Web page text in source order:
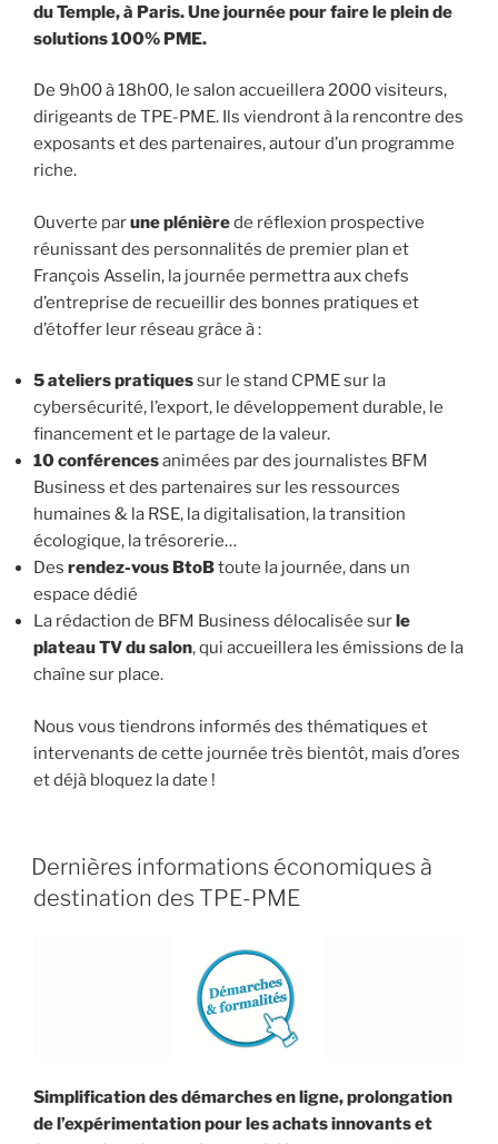
du Temple, à Paris. Une journée pour faire le plein de
solutions 100% PME.
De 9h00 à 18h00, le salon accueillera 2000 visiteurs,
dirigeants de TPE-PME. Ils viendront à la rencontre des
exposants et des partenaires, autour d’un programme
riche.
Ouverte parune plénièrede réflexion prospective
réunissant des personnalités de premier plan et
François Asselin, la journée permettra aux chefs
d’entreprise de recueillir des bonnes pratiques et
d’étoffer leur réseau grâce à :
5 ateliers pratiquessur le stand CPME sur la
cybersécurité, l’export, le développement durable, le
financement et le partage de la valeur.
10 conférencesanimées par des journalistes BFM
Business et des partenaires sur les ressources
humaines & la RSE, la digitalisation, la transition
écologique, la trésorerie…
Des rendez-vous BtoBtoute la journée, dans un
espace dédié
La rédaction de BFM Business délocalisée surle
plateau TV du salon, qui accueillera les émissions de la
chaîne sur place.
Nous vous tiendrons informés des thématiques et
intervenants de cette journée très bientôt, mais d’ores
et déjà bloquez la date !
Dernières informations économiques à
destination des TPE-PME
Simplification des démarches en ligne, prolongation
de l’expérimentation pour les achats innovants et